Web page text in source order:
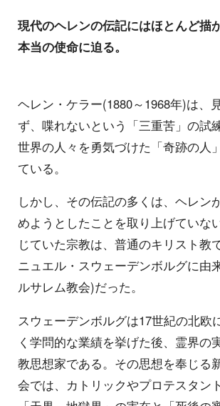
現代のヘレンの伝記にはほとんど描
本当の使命に迫る。
ヘレン・ケラー(1880～1968年)は、
ず、喋れないという「三重苦」の試
世界の人々を勇気づけた「奇跡の人
ている。
しかし、その伝記の多くは、ヘレン
めようとしたことを取り上げていな
じていた宗教は、普通のキリスト教
ニュエル・スウェーデンボルグに由
ルサレム教会)だった。
スウェーデンボルグは17世紀の北欧
く学問的な業績を挙げた後、霊界の
教思想家である。その思想を奉じる
会では、カトリックやプロテスタン